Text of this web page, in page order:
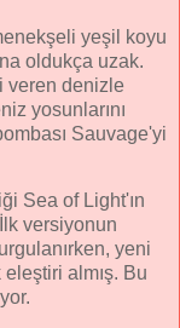
yeşil koyu
oldukça uzak.
veren denizle
yosunlarını
Sauvage'yi
Sea of Light'ın
versiyonun
yeni
almış. Bu